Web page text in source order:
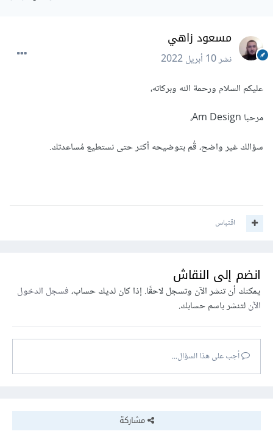
مسعود زاهي
نشر10 أبريل 2022
عليكم السلام ورحمة الله وبركاته،
مرحبا Am Design،
سؤالك غير واضح، قُم بتوضيحه أكثر حتى نستطيع مُساعدتك.
اقتباس
انضم إلى النقاش
يمكنك أن تنشر الآن وتسجل لاحقًا. إذا كان لديك حساب،فسجل الدخول
الآنلتنشر باسم حسابك.
أجب على هذا السؤال...
مشاركة